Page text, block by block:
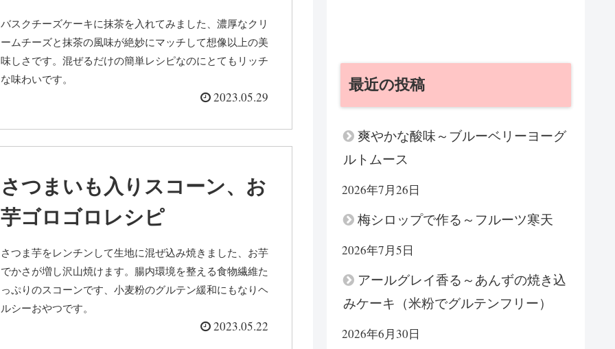
バスクチーズケーキに抹茶を入れてみました、濃厚なクリ
ームチーズと抹茶の風味が絶妙にマッチして想像以上の美
味しさです。混ぜるだけの簡単レシピなのにとてもリッチ
な味わいです。
2023.05.29
さつまいも入りスコーン、お
芋ゴロゴロレシピ
さつま芋をレンチンして生地に混ぜ込み焼きました、お芋
でかさが増し沢山焼けます。腸内環境を整える食物繊維た
っぷりのスコーンです、小麦粉のグルテン緩和にもなりヘ
ルシーおやつです。
2023.05.22
最近の投稿
爽やかな酸味～ブルーベリーヨーグ
ルトムース
2026年7月26日
梅シロップで作る～フルーツ寒天
2026年7月5日
アールグレイ香る～あんずの焼き込
みケーキ（米粉でグルテンフリー）
2026年6月30日